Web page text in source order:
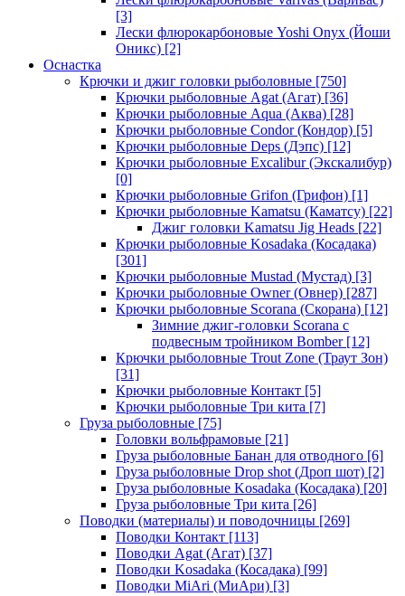
[3]
Лески флюрокарбоновые Yoshi Onyx (Йоши
Оникс) [2]
Оснастка
Крючки и джиг головки рыболовные [750]
Крючки рыболовные Agat (Агат) [36]
Крючки рыболовные Aqua (Аква) [28]
Крючки рыболовные Condor (Кондор) [5]
Крючки рыболовные Deps (Дэпс) [12]
Крючки рыболовные Excalibur (Экскалибур)
[0]
Крючки рыболовные Grifon (Грифон) [1]
Крючки рыболовные Kamatsu (Каматсу) [22]
Джиг головки Kamatsu Jig Heads [22]
Крючки рыболовные Kosadaka (Косадака)
[301]
Крючки рыболовные Mustad (Мустад) [3]
Крючки рыболовные Owner (Овнер) [287]
Крючки рыболовные Scorana (Скорана) [12]
Зимние джиг-головки Scorana с
подвесным тройником Bomber[12]
Крючки рыболовные Trout Zone (Траут Зон)
[31]
Крючки рыболовные Контакт [5]
Крючки рыболовные Три кита [7]
Груза рыболовные [75]
Головки вольфрамовые [21]
Груза рыболовные Банан для отводного [6]
Груза рыболовные Drop shot (Дроп шот) [2]
Груза рыболовные Kosadaka (Косадака) [20]
Груза рыболовные Три кита [26]
Поводки (материалы) и поводочницы [269]
Поводки Контакт [113]
Поводки Agat (Агат) [37]
Поводки Kosadaka (Косадака) [99]
Поводки MiAri (МиАри) [3]